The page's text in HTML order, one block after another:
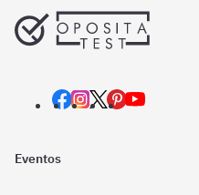
Eventos